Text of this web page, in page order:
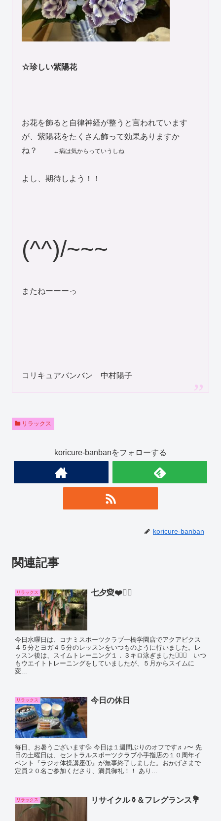
☆珍しい紫陽花
お花を飾ると自律神経が整うと言われています
が、紫陽花をたくさん飾って効果ありますか
ね？
←病は気からっていうしね
よし、期待しよう！！
(^^)/~~~
またねーーーっ
コリキュアバンバン 中村陽子
リラックス
koricure-banbanをフォローする
koricure-banban
関連記事
リラックス 七夕🧝❤️🧝‍♀️
今日水曜日は、コナミスポーツクラブ一橋学園店でアクアビクス
４５分とヨガ４５分のレッスンをいつものように行いました。レ
ッスン後は、スイムトレーニング１．３キロ泳ぎました🏊‍♀️🌊 いつ
もウエイトトレーニングをしていましたが、５月からスイムに
変...
リラックス 今日の休日
毎日、お暑うございます💦 今日は１週間ぶりのオフです♬♪〜 先
日の土曜日は、セントラルスポーツクラブ小手指店の１０周年イ
ベント『ラジオ体操講座①』が無事終了しました。おかげさまで
定員２０名ご参加くださり、満員御礼！！ あり...
リラックス リサイクル⚱️＆フレグランス💐